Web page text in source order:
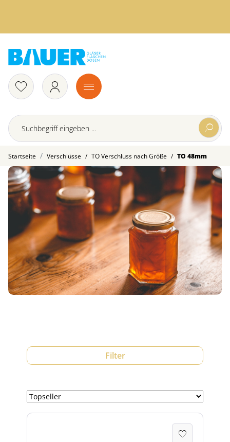
Startseite Verschlüsse / TO Verschluss nach Größe / TO 48mm
Filter